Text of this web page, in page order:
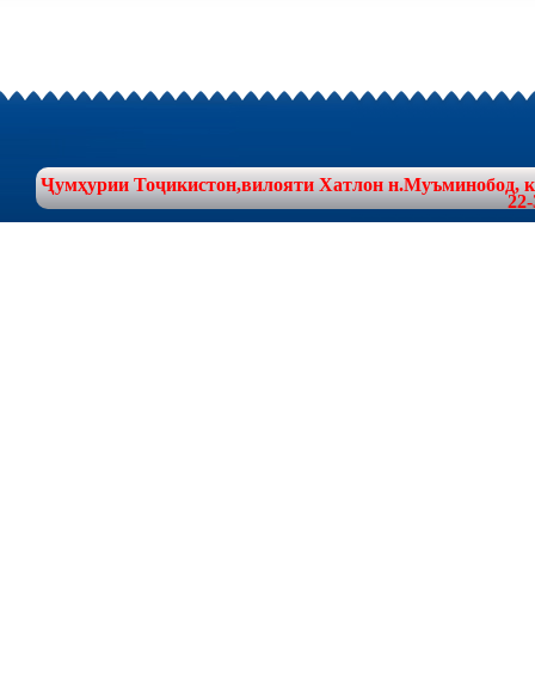
Ҷумҳурии Тоҷикистон,вилояти Хатлон н.Муъминобод,